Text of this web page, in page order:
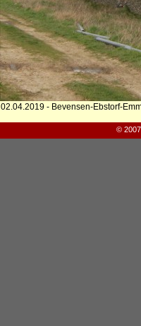
02.04.2019 - Bevensen-Ebstorf-
©